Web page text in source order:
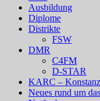
Ausbildung
Diplome
Distrikte
FSW
DMR
C4FM
D-STAR
KARC –
Neues rund um